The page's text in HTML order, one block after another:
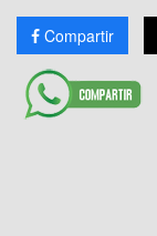
Compartir